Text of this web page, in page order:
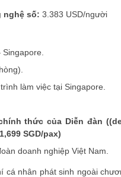
nghệ số: 3.383 USD/người
làm việc tại Singapore.
thức của Diễn đàn
SGD/pax)
doanh nghiệp Việt Nam.
cá nhân phát sinh ngoài